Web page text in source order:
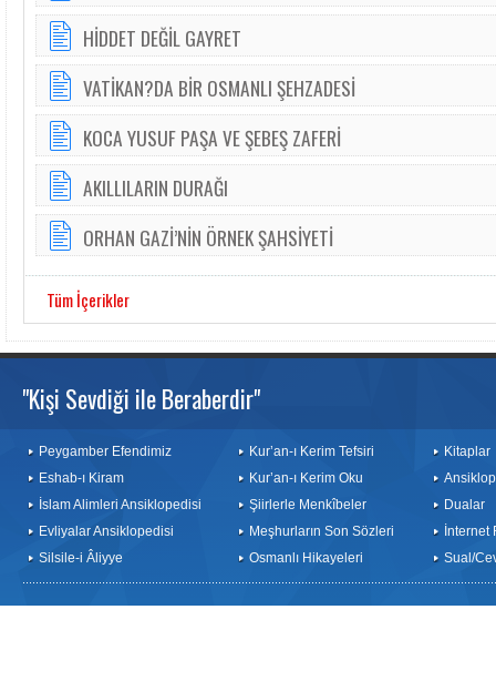
HİDDET DEĞİL GAYRET
VATİKAN?DA BİR OSMANLI ŞEHZADESİ
KOCA YUSUF PAŞA VE ŞEBEŞ ZAFERİ
AKILLILARIN DURAĞI
ORHAN GAZİ’NİN ÖRNEK ŞAHSİYETİ
Tüm İçerikler
"Kişi Sevdiği ile Beraberdir"
Peygamber Efendimiz
Eshab-ı Kiram
İslam Alimleri Ansiklopedisi
Evliyalar Ansiklopedisi
Silsile-i Âliyye
Kur’an-ı Kerim Tefsiri
Kur’an-ı Kerim Oku
Şiirlerle Menkîbeler
Meşhurların Son Sözleri
Osmanlı Hikayeleri
Kitaplar
Dualar
İnternet
Sual/